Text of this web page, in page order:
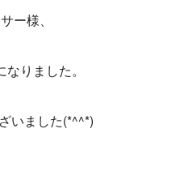
ー様、
りました。
いました(*^^*)